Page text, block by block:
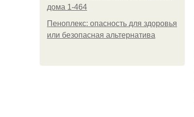
дома 1-464
Пеноплекс: опасность для здоровья
или безопасная альтернатива